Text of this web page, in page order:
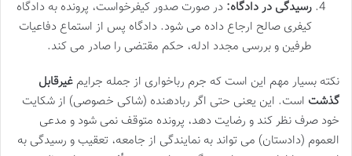
رسیدگی در دادگاه: در صورت صدور کیفرخواست، پرونده به دادگاه
کیفری صالح ارجاع داده می شود. دادگاه پس از استماع دفاعیات
طرفین و بررسی مجدد ادله، حکم مقتضی را صادر می کند.
نکته بسیار مهم این است که جرم رباخواری از جمله جرایم غیرقابل
گذشت است. این یعنی حتی اگر ربادهنده (شاکی خصوصی) از شکایت
خود صرف نظر کند و رضایت دهد، پرونده متوقف نمی شود و مدعی
العموم (دادستان) می تواند به نمایندگی از جامعه، تعقیب و رسیدگی به